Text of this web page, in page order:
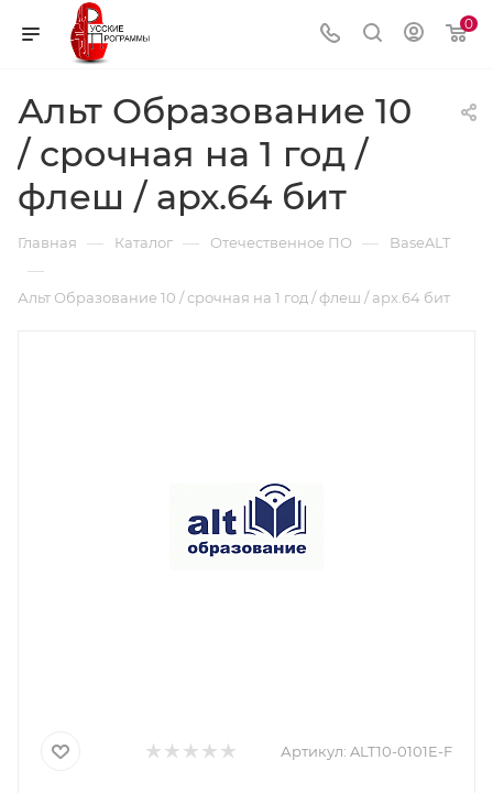
0
Альт Образование 10
/ срочная на 1 год /
флеш / арх.64 бит
Главная — Каталог — Отечественное ПО — BaseALT
—
Альт Образование 10 / срочная на 1 год / флеш / арх.64 бит
Артикул: ALT10-0101E-F